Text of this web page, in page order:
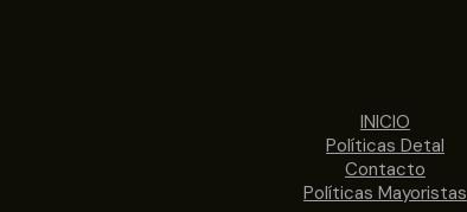
INICIO
Políticas Detal
Contacto
Políticas Mayoristas